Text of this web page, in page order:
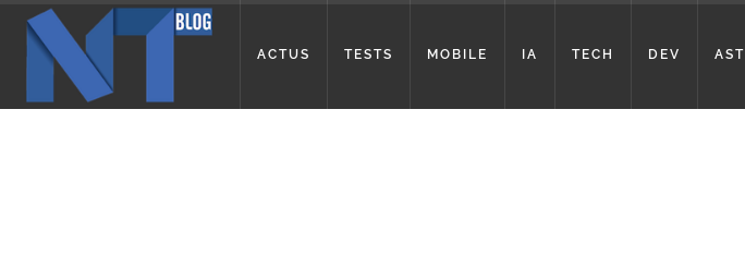
ACTUS TESTS MOBILE IA TECH DEV